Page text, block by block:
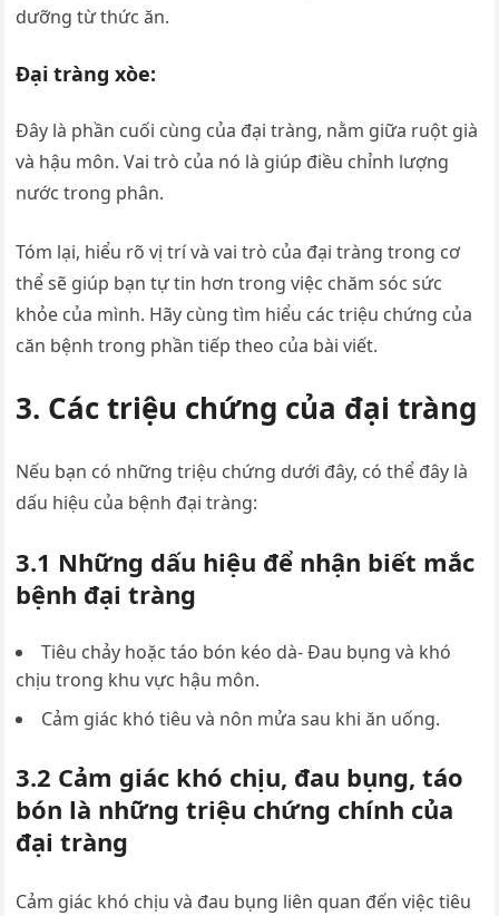
dưỡng từ thức ăn.
Đại tràng xòe:
Đây là phần cuối cùng của đại tràng, nằm giữa ruột già
và hậu môn. Vai trò của nó là giúp điều chỉnh lượng
nước trong phân.
Tóm lại, hiểu rõ vị trí và vai trò của đại tràng trong cơ
thể sẽ giúp bạn tự tin hơn trong việc chăm sóc sức
khỏe của mình. Hãy cùng tìm hiểu các triệu chứng của
căn bệnh trong phần tiếp theo của bài viết.
3. Các triệu chứng của đại tràng
Nếu bạn có những triệu chứng dưới đây, có thể đây là
dấu hiệu của bệnh đại tràng:
3.1 Những dấu hiệu để nhận biết mắc
bệnh đại tràng
Tiêu chảy hoặc táo bón kéo dà- Đau bụng và khó
chịu trong khu vực hậu môn.
Cảm giác khó tiêu và nôn mửa sau khi ăn uống.
3.2 Cảm giác khó chịu, đau bụng, táo
bón là những triệu chứng chính của
đại tràng
Cảm giác khó chịu và đau bụng liên quan đến việc tiêu